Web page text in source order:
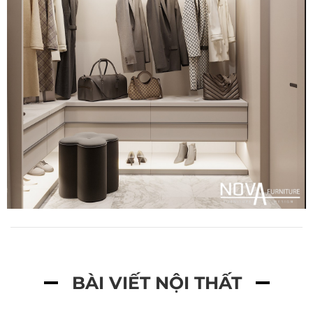
BÀI VIẾT NỘI THẤT